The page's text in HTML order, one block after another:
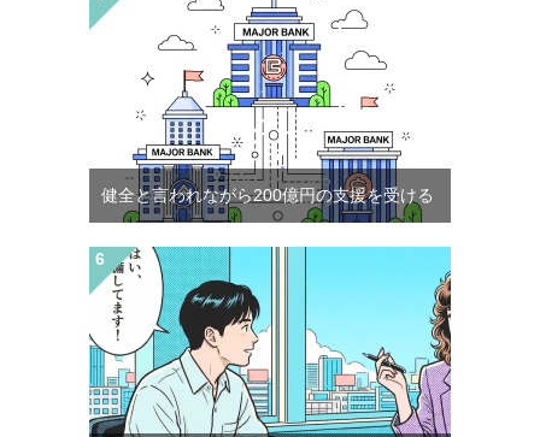
健全と言われながら200億円の支援を受ける